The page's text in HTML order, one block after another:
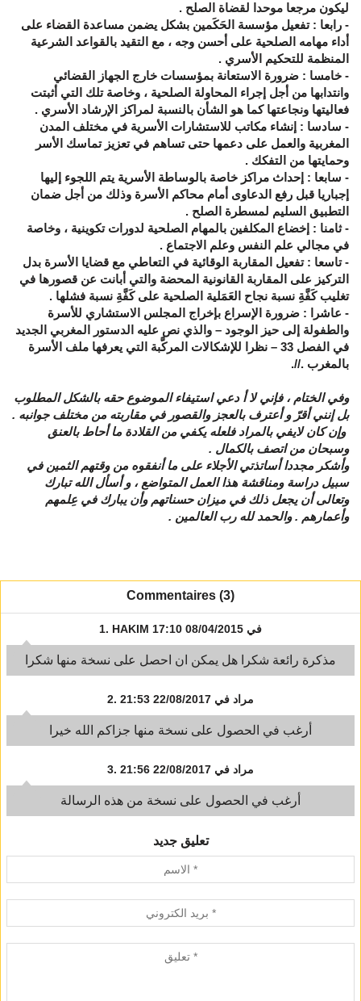
ليكون مرجعا موحدا لقضاة الصلح .
- رابعا : تفعيل مؤسسة الحَكَمين بشكل يضمن مساعدة القضاء على
أداء مهامه الصلحية على أحسن وجه ، مع التقيد بالقواعد الشرعية
المنظمة للتحكيم الأسري .
- خامسا : ضرورة الاستعانة بمؤسسات خارج الجهاز القضائي
وانتدابها من أجل إجراء المحاولة الصلحية ، وخاصة تلك التي أثبتت
فعاليتها ونجاعتها كما هو الشأن بالنسبة لمراكز الإرشاد الأسري .
- سادسا : إنشاء مكاتب للاستشارات الأسرية في مختلف المدن
المغربية والعمل على دعمها حتى تساهم في تعزيز تماسك الأسر
وحمايتها من التفكك .
- سابعا : إحداث مراكز خاصة بالوساطة الأسرية يتم اللجوء إليها
إجباريا قبل رفع الدعاوى أمام محاكم الأسرة وذلك من أجل ضمان
التطبيق السليم لمسطرة الصلح .
- ثامنا : إخضاع المكلفين بالمهام الصلحية لدورات تكوينية ، وخاصة
في مجالي علم النفس وعلم الاجتماع .
- تاسعا : تفعيل المقاربة الوقائية في التعاطي مع قضايا الأسرة بدل
التركيز على المقاربة القانونية المحضة والتي أبانت عن قصورها في
تغليب كَفَّةِ نسبة نجاح العَمَلية الصلحية على كَفَّةِ نسبة فشلها .
- عاشرا : ضرورة الإسراع بإخراج المجلس الاستشاري للأسرة
والطفولة إلى حيز الوجود – والذي نص عليه الدستور المغربي الجديد
في الفصل 33 – نظرا للإشكالات المركَّبة التي يعرفها ملف الأسرة
بالمغرب .//.
وفي الختام ، فإني لا أ دعي استيفاء الموضوع حقه بالشكل المطلوب
بل إنني أقرّ و أعترف بالعجز والقصور في مقاربته من مختلف جوانبه .
وإن كان لايفي بالمراد فلعله يكفي من القلادة ما أحاط بالعنق
وسبحان من اتصف بالكمال .
وأشكر مجددا أساتذتي الأجلاء على ما أنفقوه من وقتهم الثمين في
سبيل دراسة ومناقشة هذا العمل المتواضع ، و أسأل الله تبارك
وتعالى أن يجعل ذلك في ميزان حسناتهم وأن يبارك في عِلمهم
وأعمارهم . والحمد لله رب العالمين .
Commentaires (3)
1. HAKIM في 08/04/2015 17:10
مذكرة رائعة شكرا هل يمكن ان احصل على نسخة منها شكرا
2. مراد في 22/08/2017 21:53
أرغب في الحصول على نسخة منها جزاكم الله خيرا
3. مراد في 22/08/2017 21:56
أرغب في الحصول على نسخة من هذه الرسالة
تعليق جديد